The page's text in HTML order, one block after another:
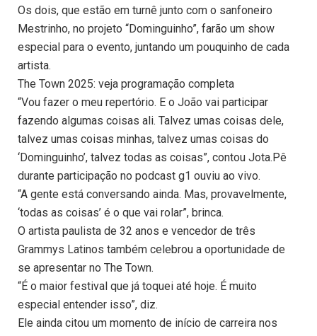
Os dois, que estão em turnê junto com o sanfoneiro
Mestrinho, no projeto “Dominguinho”, farão um show
especial para o evento, juntando um pouquinho de cada
artista.
The Town 2025: veja programação completa
“Vou fazer o meu repertório. E o João vai participar
fazendo algumas coisas ali. Talvez umas coisas dele,
talvez umas coisas minhas, talvez umas coisas do
‘Dominguinho’, talvez todas as coisas”, contou Jota.Pê
durante participação no podcast g1 ouviu ao vivo.
“A gente está conversando ainda. Mas, provavelmente,
‘todas as coisas’ é o que vai rolar”, brinca.
O artista paulista de 32 anos e vencedor de três
Grammys Latinos também celebrou a oportunidade de
se apresentar no The Town.
“É o maior festival que já toquei até hoje. É muito
especial entender isso”, diz.
Ele ainda citou um momento de início de carreira nos